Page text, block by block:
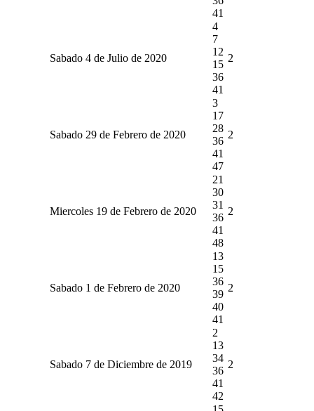
41
Sabado 4 de Julio de 2020
4
7
12
15
36
41
2
Sabado 29 de Febrero de 2020
3
17
28
36
41
47
2
Miercoles 19 de Febrero de 2020
21
30
31
36
41
48
2
Sabado 1 de Febrero de 2020
13
15
36
39
40
41
2
Sabado 7 de Diciembre de 2019
2
13
34
36
41
42
2